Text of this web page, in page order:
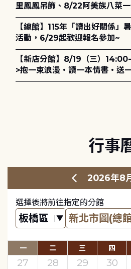
里鳳鳳吊飾、8/22阿美族八菜
【總館】115年「讀出好關係」
活動，6/29起歡迎報名參加~
【新店分館】8/19（三）
>抱一束浪漫・讀一本情書・送
行事
2026年8
選擇後將前往指定的分館
一 二 三 四
27 28 29 30